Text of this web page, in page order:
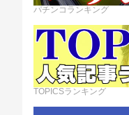
パチンコランキング
TOPICSランキング